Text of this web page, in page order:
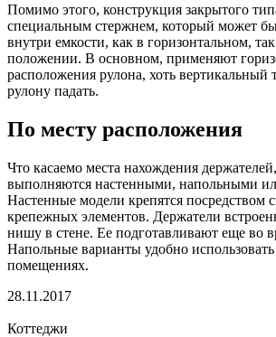
Помимо этого, конструкция закрытого
специальным стержнем, который может
внутри емкости, как в горизонтальном,
положении. В основном, применяют
расположения рулона, хоть вертикальный
рулону падать.
По месту расположения
Что касаемо места нахождения
выполняются настенными, напольными
Настенные модели крепятся посредством
крепежных элементов. Держатели
нишу в стене. Ее подготавливают еще во
Напольные варианты удобно
помещениях.
28.11.2017
Коттеджи